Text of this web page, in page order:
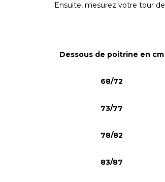
Ensuite, mesurez votre tour
Dessous de poitrine en cm
68/72
73/77
78/82
83/87